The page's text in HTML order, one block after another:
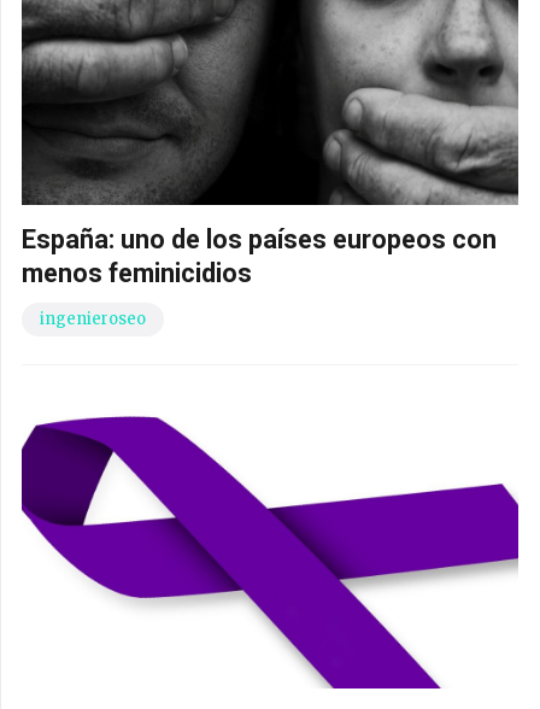
España: uno de los países europeos con
menos feminicidios
ingenieroseo